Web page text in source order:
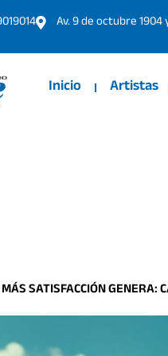
Av. 9 de octubre 1904
Inicio Artistas
SATISFACCIÓN GENERA: